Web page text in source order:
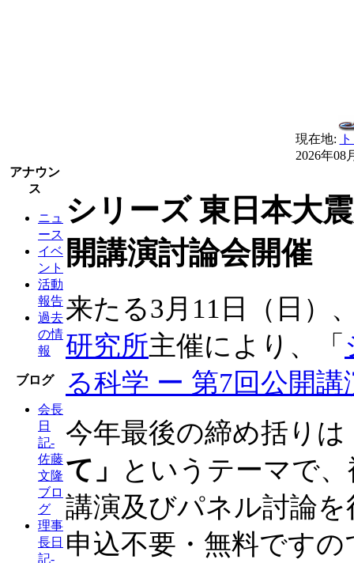
現在地:
2026年08
アナウン
ス
ニュ
ース
イベ
ント
活動
報告
過去
の情
報
ブログ
会長
日
記-
佐藤
文隆
ブロ
グ
理事
長日
記-
シリーズ 東日本大
開講演討論会開催
来たる3月11日（日）
研究所主催により、「
る科学 ー 第7回公開講
今年最後の締め括りは
て 」
というテーマで
講演及びパネル討論
申込不要・無料です